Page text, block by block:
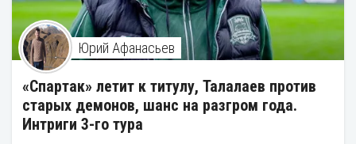
Юрий Афанасьев
«Спартак» летит к титулу, Талалаев против
старых демонов, шанс на разгром года.
Интриги 3-го тура